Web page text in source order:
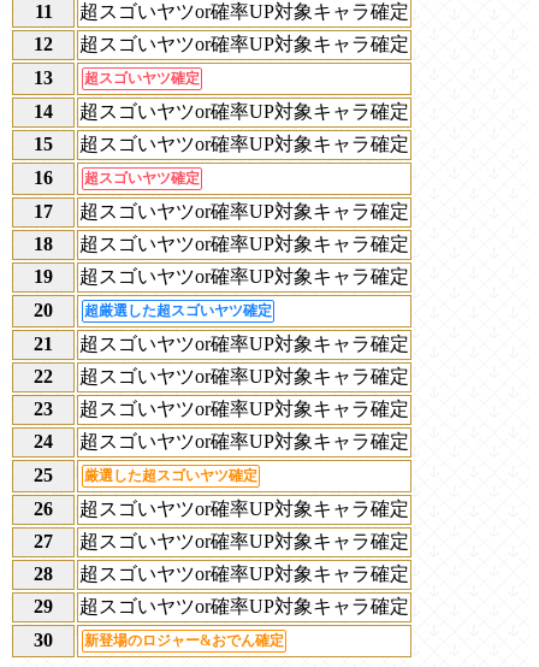
11
超スゴいヤツor確率UP対象キャラ確定
12
超スゴいヤツor確率UP対象キャラ確定
13
超スゴいヤツ確定
14
超スゴいヤツor確率UP対象キャラ確定
15
超スゴいヤツor確率UP対象キャラ確定
16
超スゴいヤツ確定
17
超スゴいヤツor確率UP対象キャラ確定
18
超スゴいヤツor確率UP対象キャラ確定
19
超スゴいヤツor確率UP対象キャラ確定
20
超厳選した超スゴいヤツ確定
21
超スゴいヤツor確率UP対象キャラ確定
22
超スゴいヤツor確率UP対象キャラ確定
23
超スゴいヤツor確率UP対象キャラ確定
24
超スゴいヤツor確率UP対象キャラ確定
25
厳選した超スゴいヤツ確定
26
超スゴいヤツor確率UP対象キャラ確定
27
超スゴいヤツor確率UP対象キャラ確定
28
超スゴいヤツor確率UP対象キャラ確定
29
超スゴいヤツor確率UP対象キャラ確定
30
新登場のロジャー&おでん確定